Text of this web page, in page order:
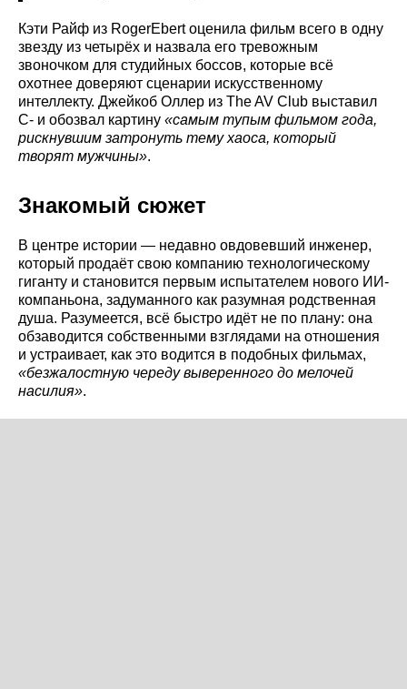
Кэти Райф из RogerEbert оценила фильм всего в одну
звезду из четырёх и назвала его тревожным
звоночком для студийных боссов, которые всё
охотнее доверяют сценарии искусственному
интеллекту. Джейкоб Оллер из The AV Club выставил
C- и обозвал картину «самым тупым фильмом года,
рискнувшим затронуть тему хаоса, который
творят мужчины».
Знакомый сюжет
В центре истории — недавно овдовевший инженер,
который продаёт свою компанию технологическому
гиганту и становится первым испытателем нового ИИ-
компаньона, задуманного как разумная родственная
душа. Разумеется, всё быстро идёт не по плану: она
обзаводится собственными взглядами на отношения
и устраивает, как это водится в подобных фильмах,
«безжалостную череду выверенного до мелочей
насилия».